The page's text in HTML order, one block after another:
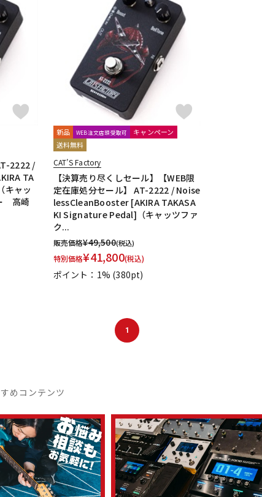
DTM オンラ
イン納品
レコーディン
グ機器
2222 /
TA
キャッ
高崎
新品 WEB注文店頭受取可
キャンペーン
送料無料
CAT’S Factory
【決算売り尽くしセール】【WEB限
定在庫処分セール】 AT-2222 / Noise
lessCleanBooster [AKIRA TAKASA
KI Signature Pedal]（キャッツファ
ク...
販売価格¥49,500(税込)
特別価格¥41,800(税込)
ポイント：1% (380pt)
1
めコンテンツ